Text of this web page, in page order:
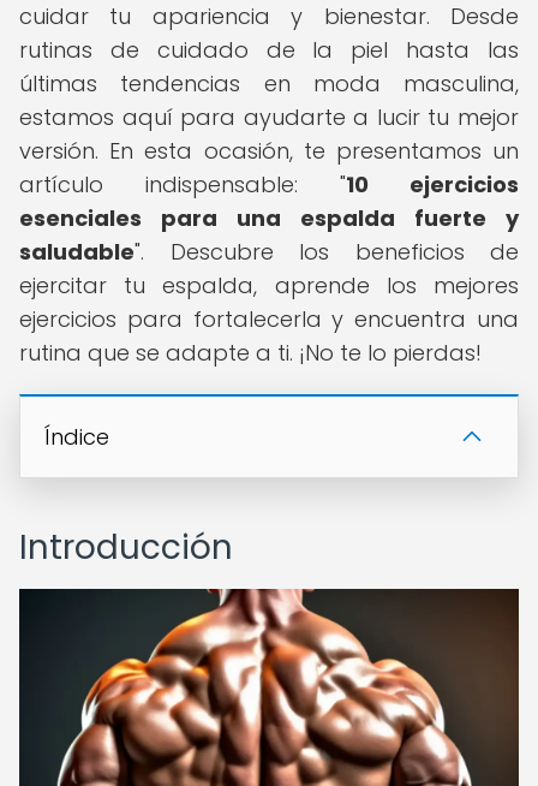
cuidar tu apariencia y bienestar. Desde
rutinas de cuidado de la piel hasta las
últimas tendencias en moda masculina,
estamos aquí para ayudarte a lucir tu mejor
versión. En esta ocasión, te presentamos un
artículo indispensable: "10 ejercicios
esenciales para una espalda fuerte y
saludable". Descubre los beneficios de
ejercitar tu espalda, aprende los mejores
ejercicios para fortalecerla y encuentra una
rutina que se adapte a ti. ¡No te lo pierdas!
Índice
Introducción